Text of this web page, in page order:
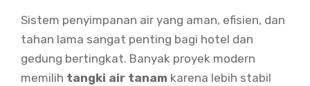
Sistem penyimpanan air yang aman, efisien, dan
tahan lama sangat penting bagi hotel dan
gedung bertingkat. Banyak proyek modern
memilih tangki air tanam karena lebih stabil